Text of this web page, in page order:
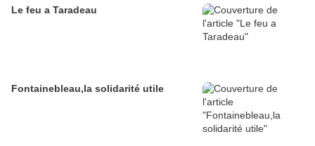
Le feu a Taradeau
Fontainebleau,la solidarité utile